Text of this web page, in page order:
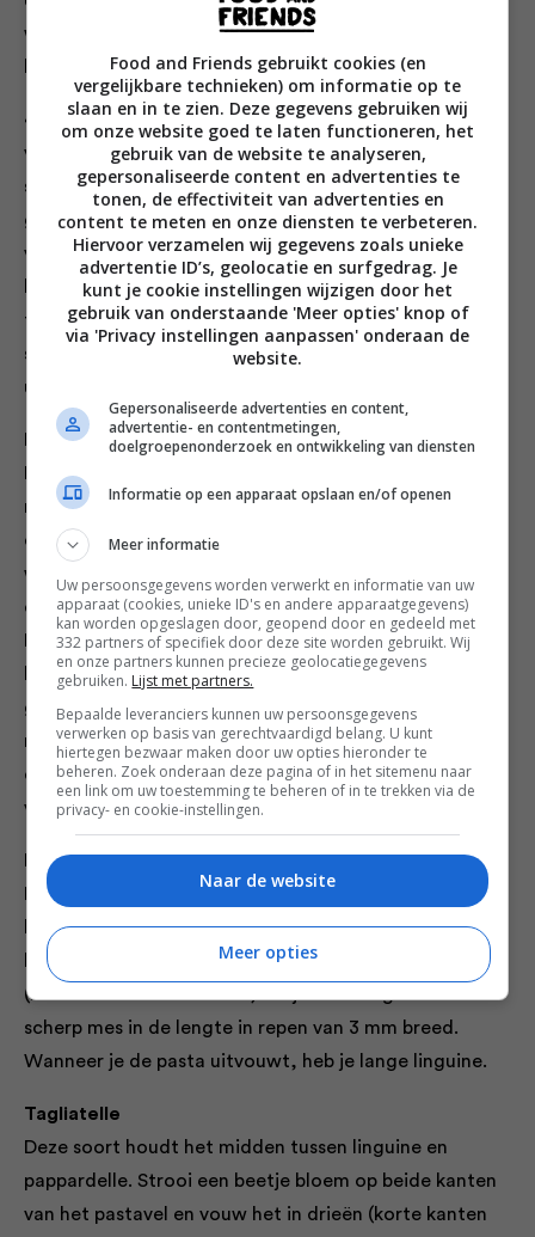
wat werk verzetten om de pastavellen mooi dun te
4. Uiteindelijk heb je lange rechthoekige pastavellen
van 8-10 cm breed met een dikte van twee
speelkaarten. Bestuif een werkvlak met polenta of
griesmeel en spreid de pastavellen erop uit. Van deze
vellen kun je verschillende soorten pasta maken:
lasagne, linguine, tagliatelle, pappardelle, ravioli en
tortelli, farfalle … Houd het deeg tijdens het rusten
steeds afgedekt met vershoudfolie, zodat het niet
uitdroogt of een korst vormt.
Lasagnevellen
Dit zijn brede vellen pasta die heel gemakkelijk te
maken zijn, omdat je er vrijwel niets mee hoeft te
doen wanneer ze eenmaal uitgerold zijn. Als je lasagne
wilt maken, probeer de pastavellen dan zo te snijden
dat ze minimaal de lengte van je ovenschaal hebben.
Dit vergemakkelijkt het maken van laagjes. De
lasagnevellen kunnen een paar uur van tevoren worden
gemaakt. Leg ze op een bakplaat die licht bestoven is
met polenta om vastplakken te voorkomen, zorg
daarbij dat ze elkaar niet overlappen, en dek ze af met
vershoudfolie zodat ze niet uitdrogen.
Linguine
Deze pastasoort lijkt op platte spaghetti en past goed
bij lichte, dunne sauzen. strooi een beetje bloem op
beide kanten van het pastavel en vouw het in drieën
(korte kanten naar binnen). Snijd het deeg met een
scherp mes in de lengte in repen van 3 mm breed.
Wanneer je de pasta uitvouwt, heb je lange linguine.
Tagliatelle
Deze soort houdt het midden tussen linguine en
pappardelle. Strooi een beetje bloem op beide kanten
van het pastavel en vouw het in drieën (korte kanten
Food and Friends gebruikt cookies (en
vergelijkbare technieken) om informatie op te
slaan en in te zien. Deze gegevens gebruiken wij
om onze website goed te laten functioneren, het
gebruik van de website te analyseren,
gepersonaliseerde content en advertenties te
tonen, de effectiviteit van advertenties en
content te meten en onze diensten te verbeteren.
Hiervoor verzamelen wij gegevens zoals unieke
advertentie ID’s, geolocatie en surfgedrag. Je
kunt je cookie instellingen wijzigen door het
gebruik van onderstaande 'Meer opties' knop of
via 'Privacy instellingen aanpassen' onderaan de
website.
Gepersonaliseerde advertenties en content,
advertentie- en contentmetingen,
doelgroepenonderzoek en ontwikkeling van diensten
Informatie op een apparaat opslaan en/of openen
Meer informatie
Uw persoonsgegevens worden verwerkt en informatie van uw
apparaat (cookies, unieke ID's en andere apparaatgegevens)
kan worden opgeslagen door, geopend door en gedeeld met
332 partners of specifiek door deze site worden gebruikt. Wij
en onze partners kunnen precieze geolocatiegegevens
gebruiken. Lijst met partners.
Bepaalde leveranciers kunnen uw persoonsgegevens
verwerken op basis van gerechtvaardigd belang. U kunt
hiertegen bezwaar maken door uw opties hieronder te
beheren. Zoek onderaan deze pagina of in het sitemenu naar
een link om uw toestemming te beheren of in te trekken via de
privacy- en cookie-instellingen.
Naar de website
Meer opties